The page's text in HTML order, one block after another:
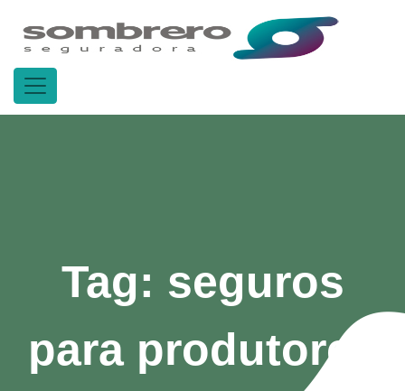
Tag: seguros
para produtores